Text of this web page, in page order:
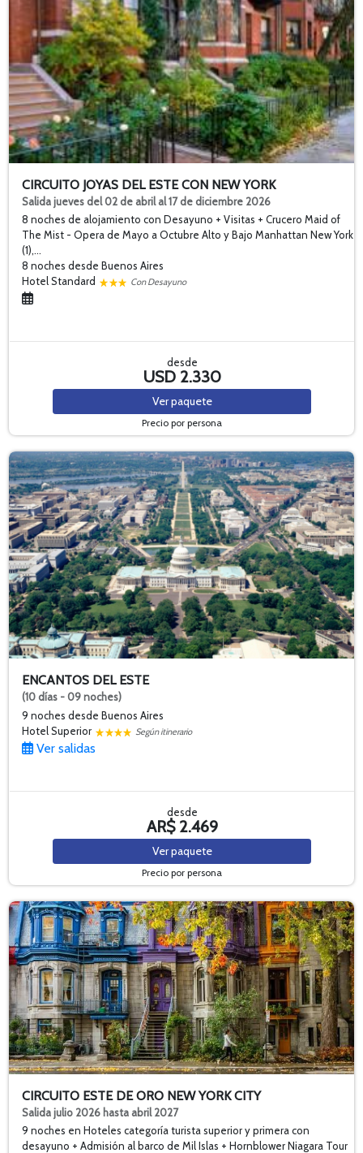
CIRCUITO JOYAS DEL ESTE CON NEW YORK
Salida jueves del 02 de abril al 17 de diciembre 2026
8 noches de alojamiento con Desayuno + Visitas + Crucero Maid of
The Mist - Opera de Mayo a Octubre Alto y Bajo Manhattan New York
(1),...
8 nochesdesde Buenos Aires
Hotel Standard
Con Desayuno
desde
USD 2.330
Verpaquete
Precio por persona
ENCANTOS DEL ESTE
(10 días - 09 noches)
9 nochesdesde Buenos Aires
Hotel Superior
Según itinerario
Ver salidas
desde
AR$ 2.469
Verpaquete
Precio por persona
CIRCUITO ESTE DE ORO NEW YORK CITY
Salida julio 2026 hasta abril 2027
9 noches en Hoteles categoría turista superior y primera con
desayuno + Admisión al barco de Mil Islas + Hornblower Niagara Tour